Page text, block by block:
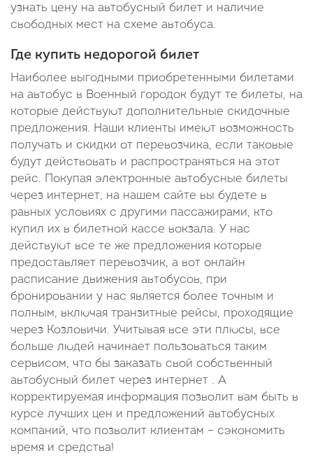
узнать цену на автобусный билет и наличие
свободных мест на схеме автобуса.
Где купить недорогой билет
Наиболее выгодными приобретенными билетами
на автобус в Военный городок будут те билеты, на
которые действуют дополнительные скидочные
предложения. Наши клиенты имеют возможность
получать и скидки от перевозчика, если таковые
будут действовать и распространяться на этот
рейс. Покупая электронные автобусные билеты
через интернет, на нашем сайте вы будете в
равных условиях с другими пассажирами, кто
купил их в билетной кассе вокзала. У нас
действуют все те же предложения которые
предоставляет перевозчик, а вот онлайн
расписание движения автобусов, при
бронировании у нас является более точным и
полным, включая транзитные рейсы, проходящие
через Козловичи. Учитывая все эти плюсы, все
больше людей начинает пользоваться таким
сервисом, что бы заказать свой собственный
автобусный билет через интернет . А
корректируемая информация позволит вам быть в
курсе лучших цен и предложений автобусных
компаний, что позволит клиентам – сэкономить
время и средства!